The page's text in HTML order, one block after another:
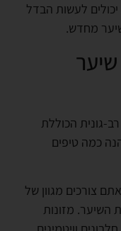
לעשות הבדל
מחדש.
גונית הכוללת
כמה טיפים
צורכים מגוון של
השיער. מזונות